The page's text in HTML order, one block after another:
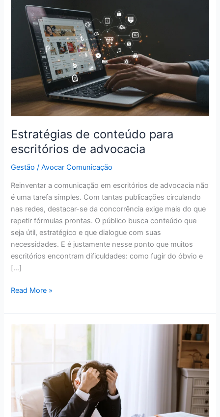
Estratégias de conteúdo para
escritórios de advocacia
Gestão /Avocar Comunicação
Reinventar a comunicação em escritórios de advocacia não
é uma tarefa simples. Com tantas publicações circulando
nas redes, destacar-se da concorrência exige mais do que
repetir fórmulas prontas. O público busca conteúdo que
seja útil, estratégico e que dialogue com suas
necessidades. E é justamente nesse ponto que muitos
escritórios encontram dificuldades: como fugir do óbvio e
[…]
conteúdo
escritórios
advocacia
Read More »
Por
muitos
escritórios
de